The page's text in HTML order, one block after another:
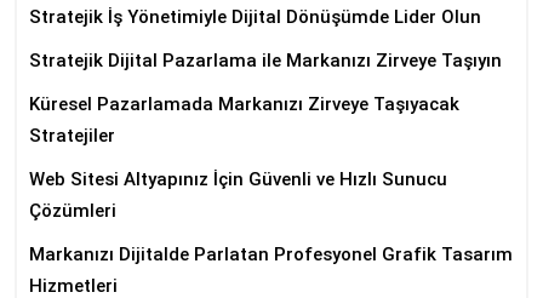
Stratejik İş Yönetimiyle Dijital Dönüşümde Lider Olun
Stratejik Dijital Pazarlama ile Markanızı Zirveye Taşıyın
Küresel Pazarlamada Markanızı Zirveye Taşıyacak
Stratejiler
Web Sitesi Altyapınız İçin Güvenli ve Hızlı Sunucu
Çözümleri
Markanızı Dijitalde Parlatan Profesyonel Grafik Tasarım
Hizmetleri